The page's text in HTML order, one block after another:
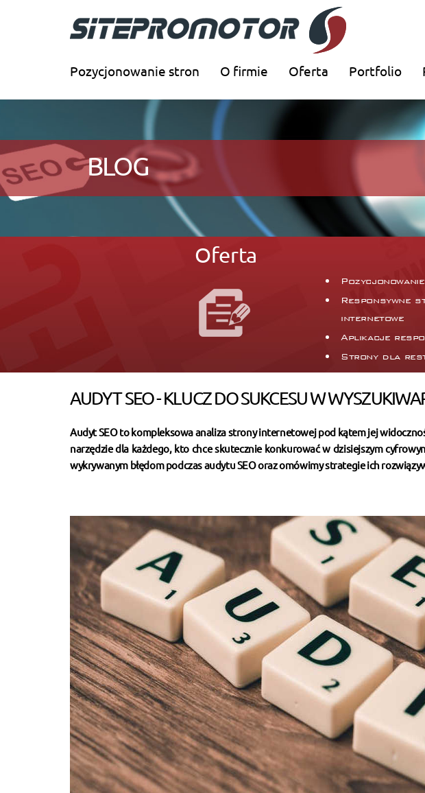
Pozycjonowanie stron O firmie Oferta Portfolio
BLOG
Oferta
Responsywne
internetowe
Aplikacje
Strony dla
AUDYT SEO - KLUCZ DO SUKCESU W
Audyt SEO to kompleksowa analiza strony internetowej pod kątem jej
narzędzie dla każdego, kto chce skutecznie konkurować w dzisiejszym
wykrywanym błędom podczas audytu SEO oraz omówimy strategie ich